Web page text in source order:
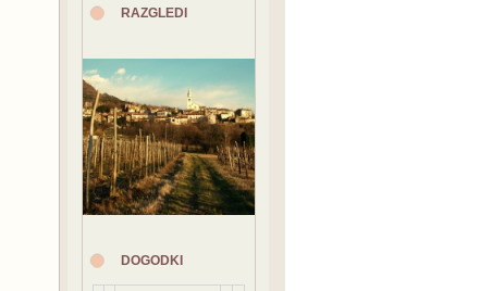
RAZGLEDI
DOGODKI